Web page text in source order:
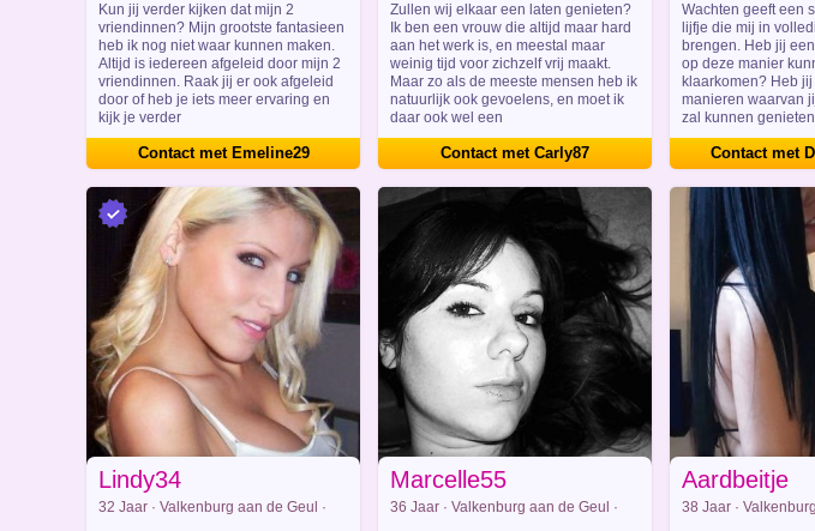
Kun jij verder kijken dat mijn 2
vriendinnen? Mijn grootste fantasieen
heb ik nog niet waar kunnen maken.
Altijd is iedereen afgeleid door mijn 2
vriendinnen. Raak jij er ook afgeleid
door of heb je iets meer ervaring en
kijk je verder
Contact met Emeline29
Zullen wij elkaar een laten genieten?
Ik ben een vrouw die altijd maar hard
aan het werk is, en meestal maar
weinig tijd voor zichzelf vrij maakt.
Maar zo als de meeste mensen heb ik
natuurlijk ook gevoelens, en moet ik
daar ook wel een
Contact met Carly87
Wachten geeft een
lijfje die mij in
brengen. Heb jij
op deze manier
klaarkomen? Heb
manieren waarvan
zal kunnen
Contact met
Lindy34
32 Jaar · Valkenburg aan de Geul ·
Marcelle55
36 Jaar · Valkenburg aan de Geul ·
Aardbeitje
38 Jaar ·